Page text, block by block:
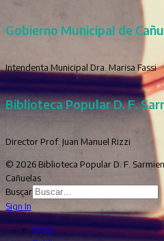
Gobierno Municipal de
Intendenta Municipal Dra. Marisa Fassi
Biblioteca Popular D. F.
Director Prof. Juan Manuel Rizzi
© 2026 Biblioteca Popular D. F.
Cañuelas
Buscar
Sign In
Inicio